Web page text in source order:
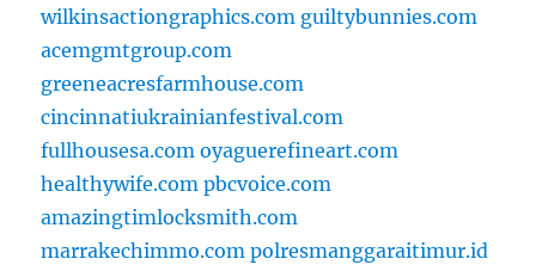
wilkinsactiongraphics.com guiltybunnies.com
acemgmtgroup.com
greeneacresfarmhouse.com
cincinnatiukrainianfestival.com
fullhousesa.com oyaguerefineart.com
healthywife.com pbcvoice.com
amazingtimlocksmith.com
marrakechimmo.com polresmanggaraitimur.id